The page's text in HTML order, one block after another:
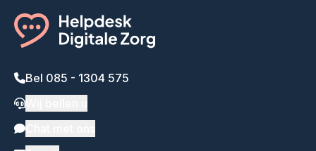
Bel 085 - 1304 575